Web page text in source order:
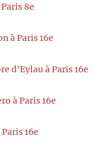
8e
à Paris 16e
d'Eylau à Paris 16e
à Paris 16e
16e